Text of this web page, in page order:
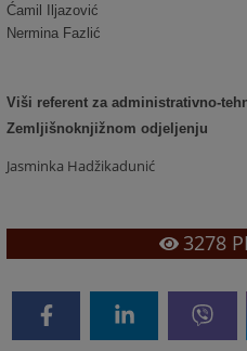
Ćamil Iljazović
Nermina Fazlić
Viši referent za administrativno-
Zemljišnoknjižnom odjeljenju
Jasminka Hadžikadunić
3278